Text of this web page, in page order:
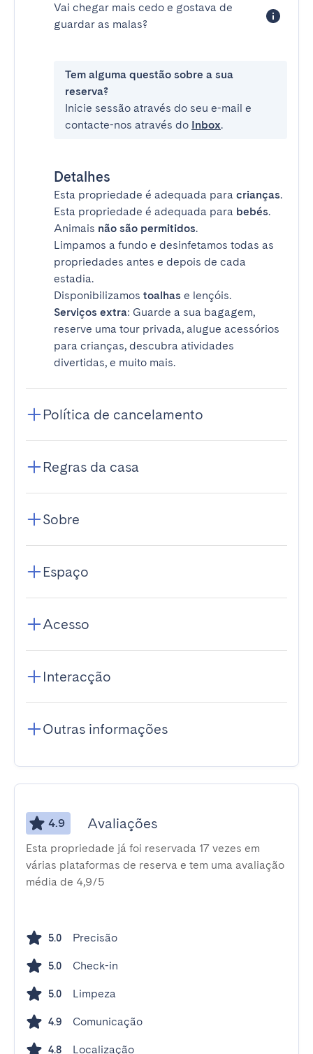
Vai chegar mais cedo e gostava de
guardar as malas?
Tem alguma questão sobre a sua
reserva?
Inicie sessão através do seu e-mail e
contacte-nos através do Inbox.
Detalhes
Esta propriedade é adequada para crianças.
Esta propriedade é adequada para bebés.
Animais não são permitidos.
Limpamos a fundo e desinfetamos todas as
propriedades antes e depois de cada
estadia.
Disponibilizamos toalhas e lençóis.
Serviços extra: Guarde a sua bagagem,
reserve uma tour privada, alugue acessórios
para crianças, descubra atividades
divertidas, e muito mais.
Política de cancelamento
Regras da casa
Sobre
Espaço
Acesso
Interacção
Outras informações
4.9 Avaliações
Esta propriedade já foi reservada 17 vezes em
várias plataformas de reserva e tem uma avaliação
média de 4,9/5
5.0 Precisão
5.0 Check-in
5.0 Limpeza
4.9 Comunicação
4.8 Localização